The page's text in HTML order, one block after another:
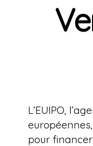
L’EUIPO,
pour